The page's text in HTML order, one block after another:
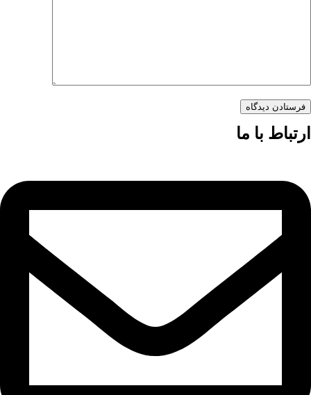
فرستادن دیدگاه
ارتباط با ما